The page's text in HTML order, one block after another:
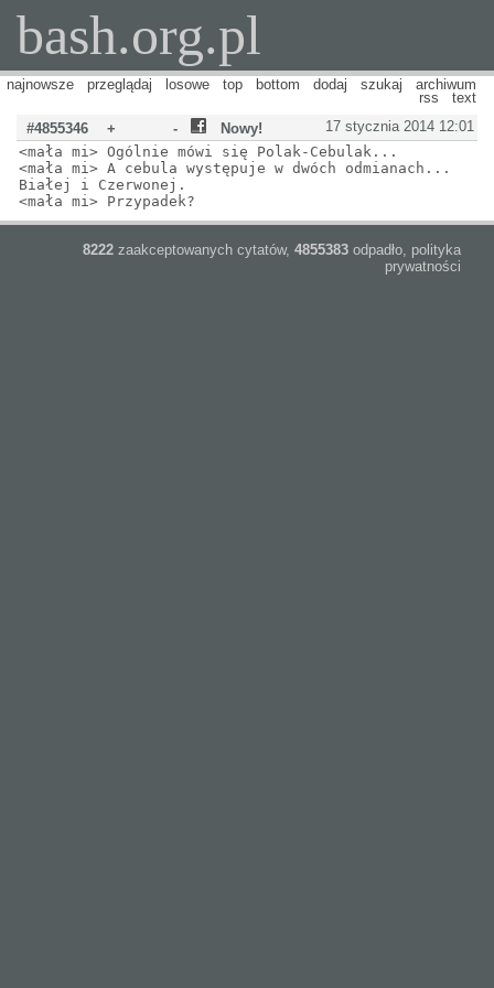
bash.org.pl
najnowsze przeglądaj losowe top bottom dodaj szukaj
archiwum
rss
text
17 stycznia 2014 12:01
#4855346 + -
Nowy!
<mała mi> Ogólnie mówi się Polak-Cebulak...
<mała mi> A cebula występuje w dwóch odmianach...
Białej i Czerwonej.
<mała mi> Przypadek?
8222 zaakceptowanych cytatów, 4855383 odpadło, polityka
prywatności